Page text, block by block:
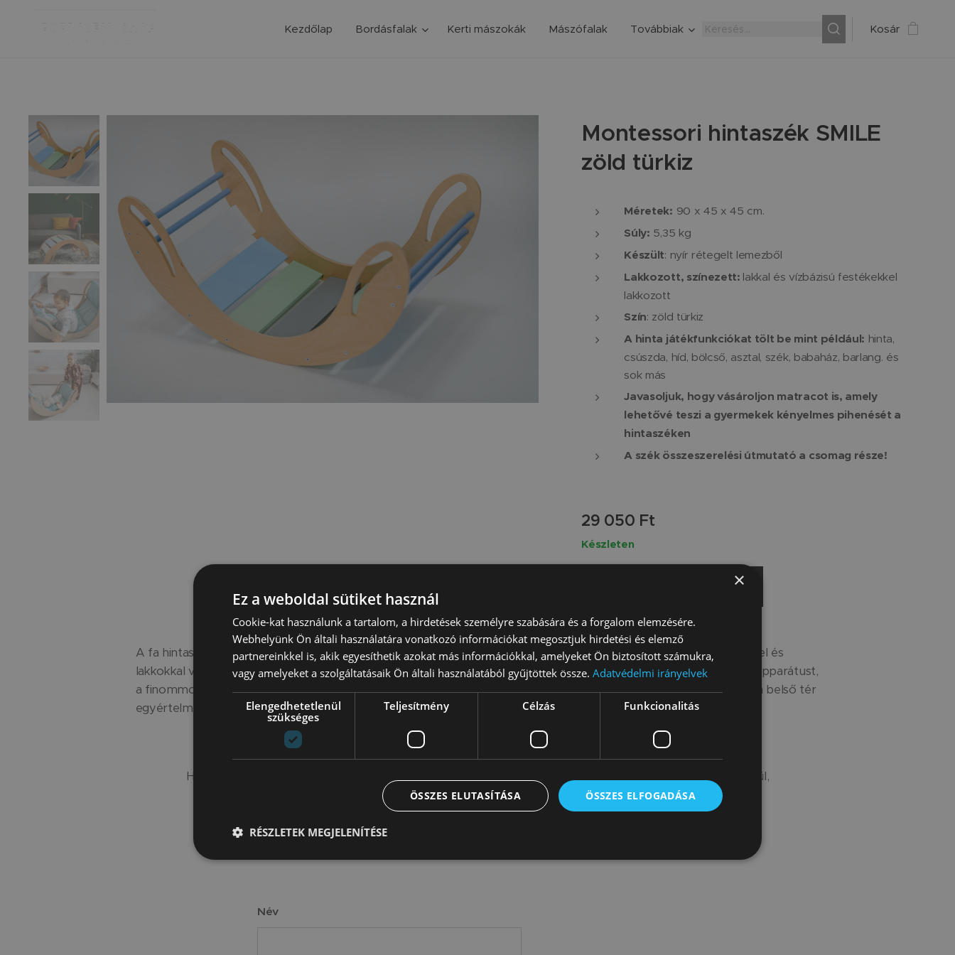
Kezdőlap Bordásfalak Kerti mászokák Mászófalak Továbbiak Kosár
Montessori hintaszék SMILE
zöld türkiz
Méretek: 90 x 45 x 45 cm.
Súly: 5,35 kg
Készült: nyír rétegelt lemezből
Lakkozott, színezett: lakkal és vízbázisú festékekkel
lakkozott
Szín: zöld türkiz
A hinta játékfunkciókat tölt be mint például: hinta,
csúszda, híd, bölcső, asztal, szék, babaház, barlang. és
sok más
Javasoljuk, hogy vásároljon matracot is, amely
lehetővé teszi a gyermekek kényelmes pihenését a
hintaszéken
A szék összeszerelési útmutató a csomag része!
29 050 Ft
Készleten
A fa hintaszék egy exkluzív fajáték, amely ökológiai anyagokból készült, és természetes, nem mérgező festékekkel és
lakkokkal van festve. Amikor ezzel a játékkal játszik a gyermek jól szórakozik, fejleszti a képzeletét, a vesztibuláris apparátust,
a finommotorikát, erősíti az izmokat és a koordinációt. A fa hintaszék nem foglal sok helyet, éppen ellenkezőleg, a belső tér
egyértelmű részletévé válik!
Nem tud dönteni?
Ha kérdése van, vagy több információra van szüksége, nyugodtan írjon nekünk az alábbi űrlapon keresztül,
vagy hívjon ezen a telefonszámon: +36 303 736 63 17 és szívesen segítünk.
Név
×
Ez a weboldal sütiket használ
Cookie-kat használunk a tartalom, a hirdetések személyre szabására és a forgalom elemzésére.
Webhelyünk Ön általi használatára vonatkozó információkat megosztjuk hirdetési és elemző
partnereinkkel is, akik egyesíthetik azokat más információkkal, amelyeket Ön biztosított számukra,
vagy amelyeket a szolgáltatásaik Ön általi használatából gyűjtöttek össze. Adatvédelmi irányelvek
Elengedhetetlenül
szükséges
Teljesítmény Célzás Funkcionalitás
ÖSSZES ELFOGADÁSA
ÖSSZES ELUTASÍTÁSA
RÉSZLETEK MEGJELENÍTÉSE